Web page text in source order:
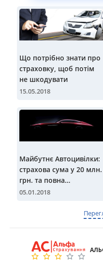
Що потрібно знати про
страховку, щоб потім
не шкодувати
15.05.2018
Майбутнє Автоцивілки:
страхова сума у 20 млн.
грн. та повна
компенсація ремонту
05.01.2018